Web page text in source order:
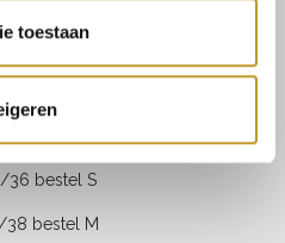
toestaan
skort black
36 bestel S
38 bestel M